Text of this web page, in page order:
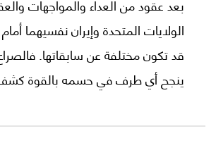
بعد عقود من العداء والمواجهات
الولايات المتحدة وإيران نفسيهما
قد تكون مختلفة عن سابقاتها.
ينجح أي طرف في حسمه بالقوة
يتحول إلى فرصة لإعادة رسم العلاقة